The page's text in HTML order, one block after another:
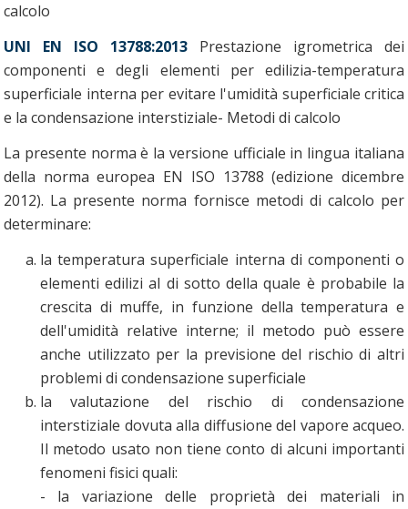
calcolo
UNI EN ISO 13788:2013
Prestazione igrometrica dei
componenti e degli elementi per edilizia-temperatura
superficiale interna per evitare l'umidità superficiale critica
e la condensazione interstiziale- Metodi di calcolo
La presente norma è la versione ufficiale in lingua italiana
della norma europea EN ISO 13788 (edizione dicembre
2012). La presente norma fornisce metodi di calcolo per
determinare:
la temperatura superficiale interna di componenti o
elementi edilizi al di sotto della quale è probabile la
crescita di muffe, in funzione della temperatura e
dell'umidità relative interne; il metodo può essere
anche utilizzato per la previsione del rischio di altri
problemi di condensazione superficiale
la valutazione del rischio di condensazione
interstiziale dovuta alla diffusione del vapore acqueo.
Il metodo usato non tiene conto di alcuni importanti
fenomeni fisici quali:
- la variazione delle proprietà dei materiali in